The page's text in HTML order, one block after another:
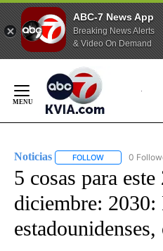
ABC-7 News App
Breaking News Alerts
& Video On Demand
Content
Noticias FOLLOW FOLLOW
0
5 cosas para este
diciembre:
estadounidenses,